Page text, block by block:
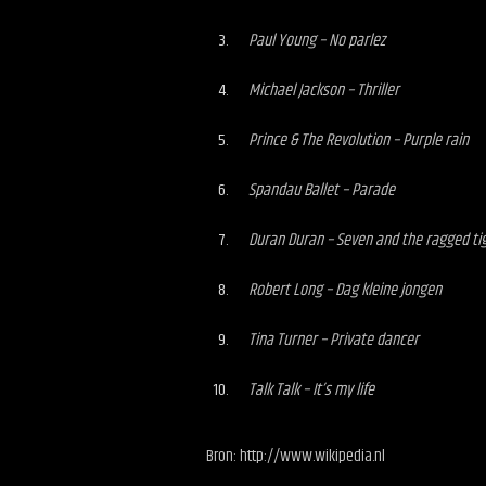
Paul Young – No parlez
Michael Jackson – Thriller
Prince & The Revolution – Purple rain
Spandau Ballet – Parade
Duran Duran – Seven and the ragged
Robert Long – Dag kleine jongen
Tina Turner – Private dancer
Talk Talk – It’s my life
Bron: http://www.wikipedia.nl